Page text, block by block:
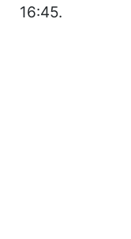
16:45.